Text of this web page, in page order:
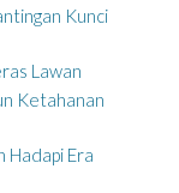
Kunci
Lawan
Ketahanan
Hadapi Era